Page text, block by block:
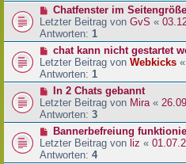
Chatfenster im
Letzter Beitrag von GvS «
Antworten: 1
chat kann nicht gestartet
Letzter Beitrag von Webkicks «
Antworten: 1
In 2 Chats gebannt
Letzter Beitrag von Mira «
Antworten: 3
Bannerbefreiung
Letzter Beitrag von liz «
Antworten: 4